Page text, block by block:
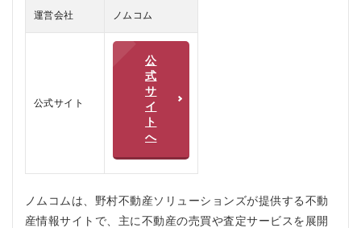
コミ
い口
コム
リッ
ト、
運営会社 ノムコム
公式サイト
公
式
サ
イ
ト
へ
ノムコムは、野村不動産ソリューションズが提供する不動
産情報サイトで、主に不動産の売買や査定サービスを展開